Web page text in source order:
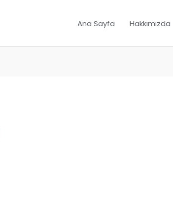
Ana Sayfa Hakkımızda